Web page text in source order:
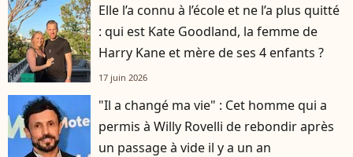
Elle l’a connu à l’école et ne l’a plus quitté
: qui est Kate Goodland, la femme de
Harry Kane et mère de ses 4 enfants ?
17 juin 2026
"Il a changé ma vie" : Cet homme qui a
permis à Willy Rovelli de rebondir après
un passage à vide il y a un an